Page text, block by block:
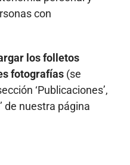
con
los folletos
fotografías (se
‘Publicaciones’,
de nuestra página